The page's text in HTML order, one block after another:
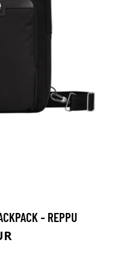
- REPPU